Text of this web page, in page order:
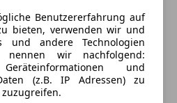
Benutzererfahrung auf
bieten, verwenden wir und
und andere Technologien
nennen wir nachfolgend:
und
(z.B. IP Adressen) zu